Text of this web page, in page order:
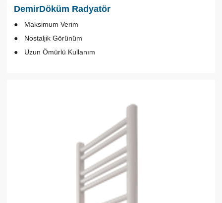
DemirDöküm Radyatör
Maksimum Verim
Nostaljik Görünüm
Uzun Ömürlü Kullanım